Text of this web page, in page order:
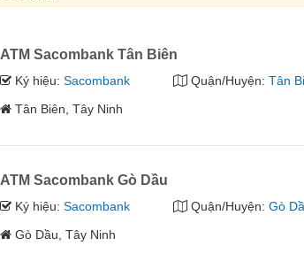
ATM Sacombank Tân Biên
Ký hiệu:Sacombank Quận/Huyện: Tân
Tân Biên, Tây Ninh
ATM Sacombank Gò Dầu
Ký hiệu:Sacombank Quận/Huyện: Gò
Gò Dầu, Tây Ninh